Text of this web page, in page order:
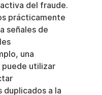
del fraude.
prácticamente
señales de
una
puede utilizar
a la